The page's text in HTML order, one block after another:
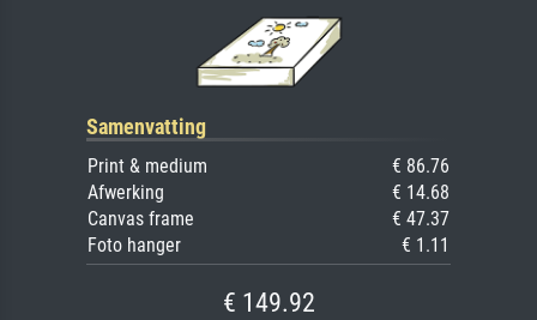
Samenvatting
Print & medium
€ 86.76
Afwerking
€ 14.68
Canvas frame
€ 47.37
Foto hanger
€ 1.11
€ 149.92